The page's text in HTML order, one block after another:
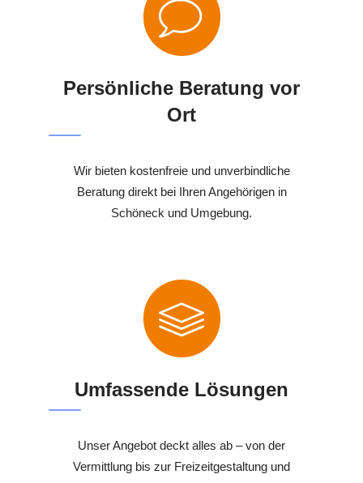
Persönliche Beratung vor
Ort
Wir bieten kostenfreie und unverbindliche
Beratung direkt bei Ihren Angehörigen in
Schöneck und Umgebung.
Umfassende Lösungen
Unser Angebot deckt alles ab – von der
Vermittlung bis zur Freizeitgestaltung und